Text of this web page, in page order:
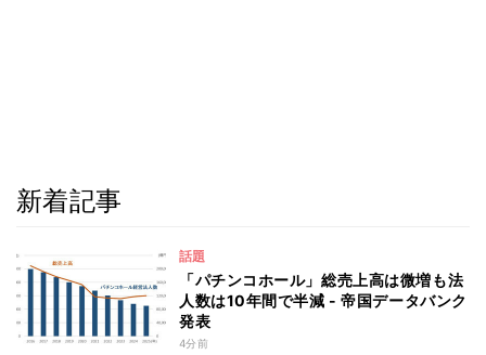
新着記事
話題
「パチンコホール」総売上高は微増も法
人数は10年間で半減 - 帝国データバンク
発表
4分前